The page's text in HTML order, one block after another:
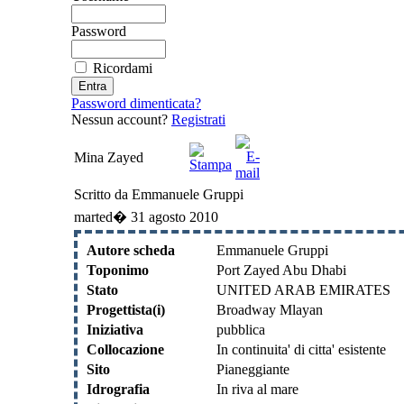
Password
Ricordami
Password dimenticata?
Nessun account? Registrati
Mina Zayed
Scritto da Emmanuele Gruppi
marted� 31 agosto 2010
Autore scheda
Emmanuele Gruppi
Toponimo
Port Zayed Abu Dhabi
Stato
UNITED ARAB EMIRATES
Progettista(i)
Broadway Mlayan
Iniziativa
pubblica
Collocazione
In continuita' di citta' esistente
Sito
Pianeggiante
Idrografia
In riva al mare